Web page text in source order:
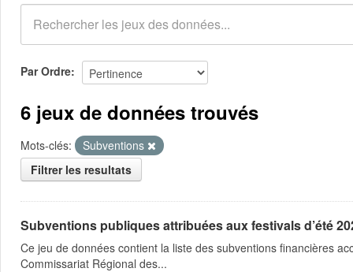
Groupes
Demandes 0
À propos
Par Ordre
6 jeux de données trouvés
Mots-clés:
Subventions
Filtrer les resultats
Subventions publiques attribuées aux festivals d’été
Ce jeu de données contient la liste des subventions financières
Commissariat Régional des...